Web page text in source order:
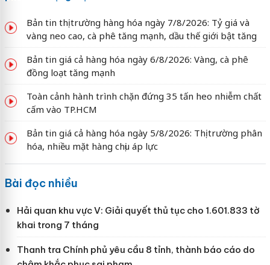
Bản tin thị trường hàng hóa ngày 7/8/2026: Tỷ giá và
vàng neo cao, cà phê tăng mạnh, dầu thế giới bật tăng
Bản tin giá cả hàng hóa ngày 6/8/2026: Vàng, cà phê
đồng loạt tăng mạnh
Toàn cảnh hành trình chặn đứng 35 tấn heo nhiễm chất
cấm vào TP.HCM
Bản tin giá cả hàng hóa ngày 5/8/2026: Thị trường phân
hóa, nhiều mặt hàng chịu áp lực
Bài đọc nhiều
Hải quan khu vực V: Giải quyết thủ tục cho 1.601.833 tờ
khai trong 7 tháng
Thanh tra Chính phủ yêu cầu 8 tỉnh, thành báo cáo do